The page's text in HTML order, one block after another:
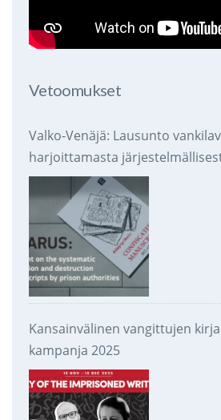
Vetoomukset
Valko-Venäjä: Lausunto
harjoittamasta
takavarikoinnista ja
Kansainvälinen vangittujen
kampanja 2025